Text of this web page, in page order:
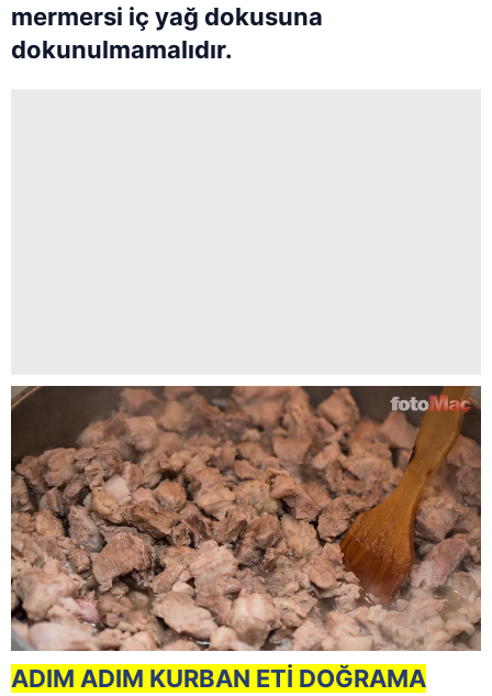
mermersi iç yağ dokusuna
dokunulmamalıdır.
ADIM ADIM KURBAN ETİ DOĞRAMA